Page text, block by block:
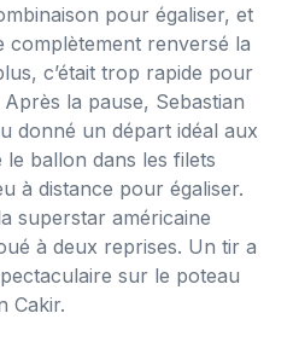
pour égaliser, et
complètement renversé la
c’était trop rapide pour
la pause, Sebastian
donné un départ idéal aux
ballon dans les filets
à distance pour égaliser.
superstar américaine
à deux reprises. Un tir a
sur le poteau
Cakir.